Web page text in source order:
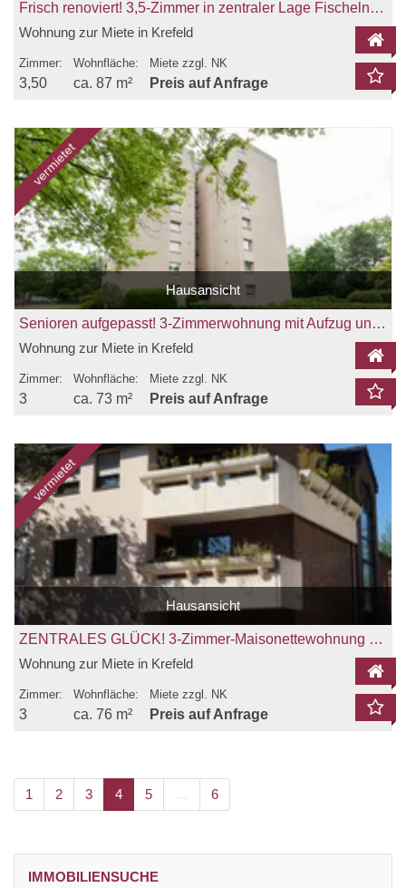
Frisch renoviert! 3,5-Zimmer in zentraler Lage Fischelns zu vermieten!
Wohnung zur Miete in Krefeld
Zimmer:
3,50
Wohnfläche:
ca. 87 m²
Miete zzgl. NK
Preis auf Anfrage
vermietet
Hausansicht
Senioren aufgepasst! 3-Zimmerwohnung mit Aufzug und Balkon zu vermieten!
Wohnung zur Miete in Krefeld
Zimmer:
3
Wohnfläche:
ca. 73 m²
Miete zzgl. NK
Preis auf Anfrage
vermietet
Hausansicht
ZENTRALES GLÜCK! 3-Zimmer-Maisonettewohnung mit Balkon in Fischeln zu vermieten!
Wohnung zur Miete in Krefeld
Zimmer:
3
Wohnfläche:
ca. 76 m²
Miete zzgl. NK
Preis auf Anfrage
1 2 3 4 5 … 6
IMMOBILIENSUCHE